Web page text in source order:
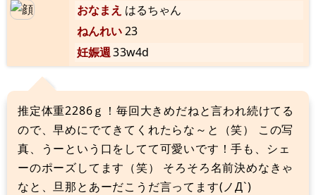
おなまえ はるちゃん
ねんれい23
妊娠週33w4d
推定体重2286ｇ！毎回大きめだねと言われ続けてる
ので、早めにでてきてくれたらな～と（笑） この写
真、うーという口をしてて可愛いです！手も、シェ
ーのポーズしてます（笑） そろそろ名前決めなきゃ
なと、旦那とあーだこうだ言ってます(ノД`)